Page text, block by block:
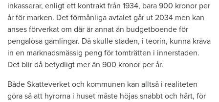
inkasserar, enligt ett kontrakt från 1934, bara 900 kronor per
år för marken. Det förmånliga avtalet går ut 2034 men kan
anses förverkat om där är annat än budgetboende för
pengalösa gamlingar. Då skulle staden, i teorin, kunna kräva
in en marknadsmässig peng för tomträtten i innerstaden.
Det blir då betydligt mer än 900 kronor per år.
Både Skatteverket och kommunen kan alltså i realiteten
göra så att hyrorna i huset måste höjas snabbt och hårt, för